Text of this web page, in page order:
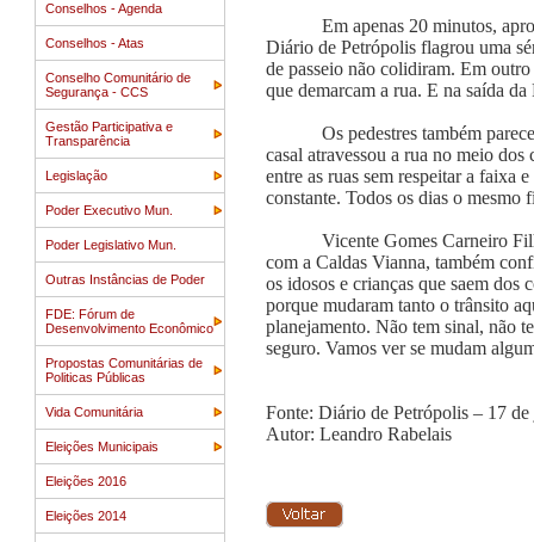
Conselhos - Agenda
Conselhos - Atas
Conselho Comunitário de
Segurança - CCS
Gestão Participativa e
Transparência
Legislação
Poder Executivo Mun.
Poder Legislativo Mun.
Outras Instâncias de Poder
FDE: Fórum de
Desenvolvimento Econômico
Propostas Comunitárias de
Politicas Públicas
Vida Comunitária
Eleições Municipais
Eleições 2016
Eleições 2014
Em apenas 20 minutos,
Diário de Petrópolis flagrou uma
de passeio não colidiram. Em
que demarcam a rua. E na saída
Os pedestres também
casal atravessou a rua no meio dos
entre as ruas sem respeitar a faixa
constante. Todos os dias o mesmo
Vicente Gomes Carneiro
com a Caldas Vianna, também
os idosos e crianças que saem
porque mudaram tanto o trânsito
planejamento. Não tem sinal, não
seguro. Vamos ver se mudam
Fonte: Diário de Petrópolis – 17
Autor: Leandro Rabelais